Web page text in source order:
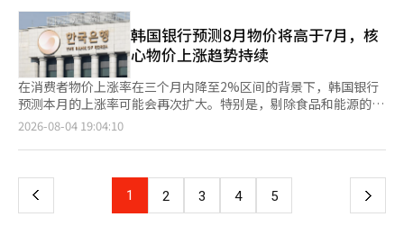
“薪水无法买房的时代……年轻投资者需要的是哲学” 他指出，
经历了新冠疫情后，韩国的投资文化发生了巨大变化。过去，投资
者主要通过直接选择个别股票进行投资，而现在则逐渐形成了利用
ETF进行分散投资的文化。 金部长表示：“随着养老金市场的增长
和投资经验的积累，投资者的期望也提高了。”他指出：“债券
型、月度分红、覆盖式买权等多种产品的出现，使得投资选择更加
多样化。” 他还提到，利用移动交易系统（MTS）的自动分批买
入服务的普及也是ETF市场增长的背景之一。 对于年轻投资者，他
票和杠杆产品的现象需要警惕。他强调：“重要的是建立自己的投
资哲学，并从长期的角度看待市场。” “不是一个人，而是系统
在运作……Timefolio的差异化” 金部长指出，Timefolio最大的
（CPU）“Epic”和AI加速器“Instinct”的销售增长推动了数据
中心营收的提升。AI服务的普及以及云计算公司大规模扩建数据中
心，提升了对高性能处理器的需求。 AMD最近还与大型客户签署
了多项供应合同。大约两周前，AMD与AI公司Anthropic达成协
议，从2027年初开始供应数十亿美元的搭载MI450芯片的AI服务
器，规模可达2吉瓦（GW）。此外，AMD还计划向准备进行首次
公开募股（IPO）的Anthropic投资最多50亿美元，以实现产品部
署目标。 通过与数据中心公司Core Scientific的合同，AMD还获
得了最多2.5GW的数据中心容量。同时，AMD获得了购买Core
二季度的营收为384亿美元，超出市场预期的378亿美元。 AMD预
计第三季度的营收将在130亿美元上下波动，超过LSEG预测的
1252亿美元。 然而，供应限制被认为是一个负担。AMD依赖全球
元）。三一PwC在其《2026产业展望》报告中预测，GLP-1类肥
胖和代谢疾病治疗药物市场到2030年将实现年均20%的增长。为
了适应市场的扩张，全球制药公司也在不断扩大从新药开发到原料
药生产和供应链投资的步伐。 在韩国，首款国产GLP-1类肥胖治疗
药物的上市已进入可预期阶段。韩美制药计划在今年内推出肥胖治
疗药物“艾佩格列奈”。首年销售目标定为1000亿韩元。 该公司
在基于韩国人临床数据的448名成年患者进行的三期临床试验中，
确认了在用药40周后显著的体重减轻效果。与进口成品维戈比和迈
恩扎不同，艾佩格列奈将在平泽生物工厂直接生产。该公司计划通
年初与墨西哥制药公司Sanfer签订了独家分销协议，开始进军海外
市场。业内人士认为，作为后发企业，价格竞争力和全球营销策略
韩国银行预测8月物价将高于7月，核
心物价上涨趋势持续
在消费者物价上涨率在三个月内降至2%区间的背景下，韩国银行
预测本月的上涨率可能会再次扩大。特别是，剔除食品和能源的核
心物价预计将持续高位运行。 4日，韩国银行在副行长李志浩的主
行了评估。 根据国家数据处的数据，上个月消费者物价指数为
年1至4月保持在2%区间，5至6月上升至3%区间后，三个月内再
2026-08-04 19:04:10
上
页
1 2 3 4 5 下